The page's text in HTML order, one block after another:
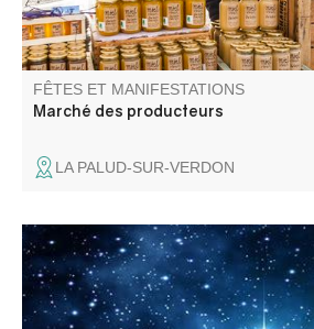
FÊTES ET MANIFESTATIONS
Marché des producteurs
LA PALUD-SUR-VERDON
Bals, soirée musicale, concours de
foot, jeux pour enfants… Six jours de
aïoli monstre !